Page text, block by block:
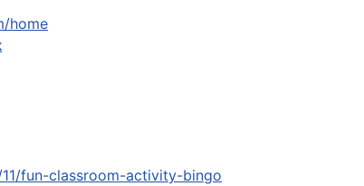
home
fun-classroom-activity-bingo